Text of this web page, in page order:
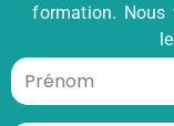
formation. Nous